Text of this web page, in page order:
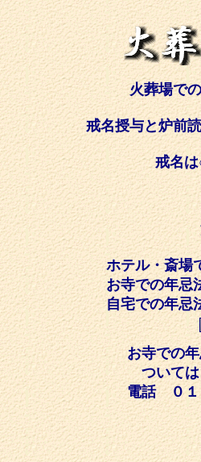
火葬場での
戒名授与と炉前
戒名
ホテル・斎
お寺での
自宅での
お寺での
ついて
電話 ０１